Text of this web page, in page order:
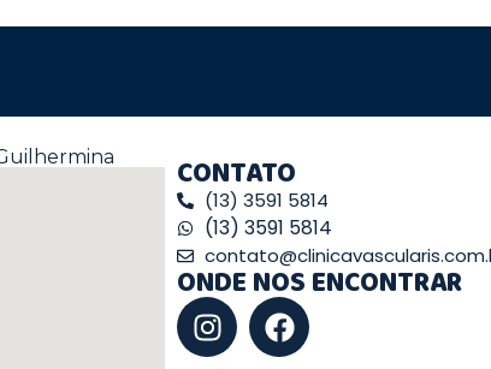
CONTATO
(13) 3591 5814
(13) 3591 5814
ONDE NOS ENCONTRAR